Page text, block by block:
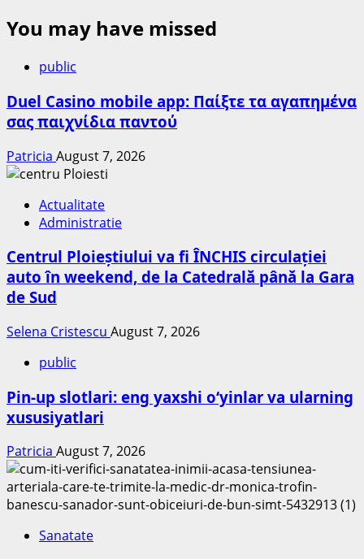
You may have missed
public
Duel Casino mobile app: Παίξτε τα αγαπημένα
σας παιχνίδια παντού
Patricia August 7, 2026
Actualitate
Administratie
Centrul Ploieștiului va fi ÎNCHIS circulației
auto în weekend, de la Catedrală până la Gara
de Sud
Selena Cristescu August 7, 2026
public
Pin-up slotlari: eng yaxshi o‘yinlar va ularning
xususiyatlari
Patricia August 7, 2026
Sanatate